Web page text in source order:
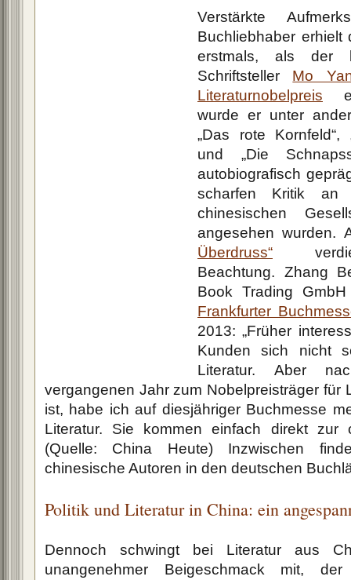
Verstärkte
Buchliebhaber erhielt
erstmals, als der
Schriftsteller Mo
Literaturnobelpreis
wurde er unter
„Das rote Kornfeld“,
und „Die
autobiografisch
scharfen Kritik an
chinesischen
angesehen wurden.
Überdruss“
Beachtung. Zhang
Book Trading
Frankfurter
2013: „Früher
Kunden sich nicht
Literatur. Aber
vergangenen Jahr zum Nobelpreisträger für
ist, habe ich auf diesjähriger Buchmesse
Literatur. Sie kommen einfach direkt zur
(Quelle: China Heute) Inzwischen
chinesische Autoren in den deutschen
Politik und Literatur in China: ein
Dennoch schwingt bei Literatur aus
unangenehmer Beigeschmack mit,